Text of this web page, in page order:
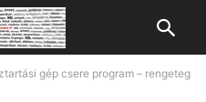
gép csere program – rengeteg